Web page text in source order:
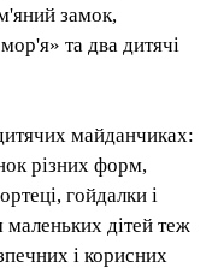
замок,
та два дитячі
майданчиках:
різних форм,
гойдалки і
маленьких дітей теж
і корисних